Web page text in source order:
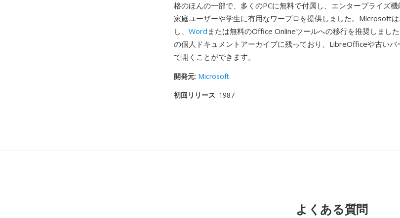
格のほんの一部で、多くのPCに無料で付属し、エンタープライズ
家庭ユーザーや学生に有用なワープロを提供しました。Microsoft
し、 Word または無料のOffice Onlineツールへの移行を推奨しまし
の個人ドキュメントアーカイブに残っており、LibreOfficeや古い
で開くことができます。
開発元: Microsoft
初回リリース: 1987
よくある質問